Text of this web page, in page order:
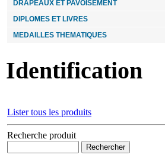
DRAPEAUX ET PAVOISEMENT
DIPLOMES ET LIVRES
MEDAILLES THEMATIQUES
Identification
Lister tous les produits
Recherche produit
36.00 €